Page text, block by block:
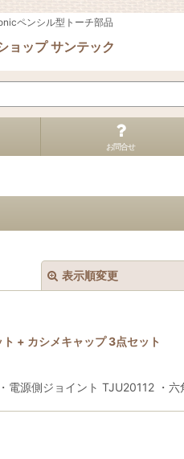
ペンシル型トーチ部品
ョップ サンテック
お問合せ
表示順変更
絞り込む
+ カシメキャップ 3点セット
源側ジョイント TJU20112 ・